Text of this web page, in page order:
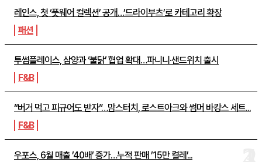
레인스, 첫 ‘풋웨어 컬렉션’ 공개…’드라이부츠’로 카테고리 확장
패션
투썸플레이스, 삼양과 ‘불닭’ 협업 확대…파니니·샌드위치 출시
F&B
“버거 먹고 피규어도 받자”…맘스터치, 로스트아크와 썸머 바캉스 세트...
F&B
우포스, 6월 매출 ’40배’ 증가…누적 판매 ’15만 켤레’...